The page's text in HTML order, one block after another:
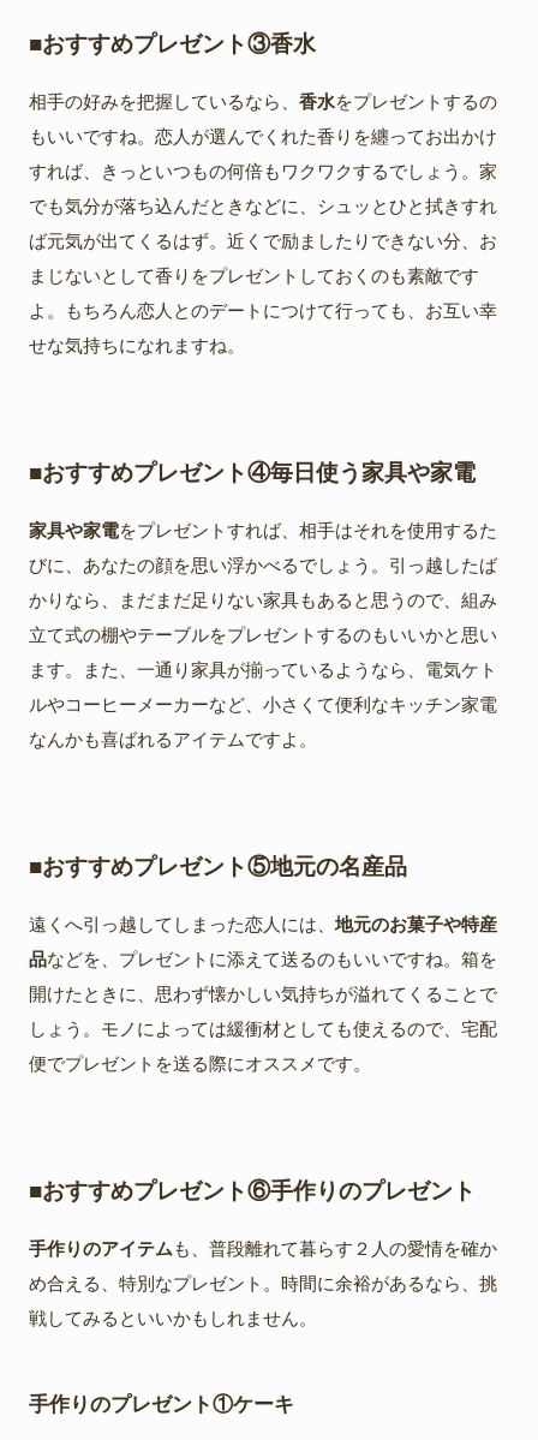
■おすすめプレゼント③香水
相手の好みを把握しているなら、 香水をプレゼントするの
もいいですね。恋人が選んでくれた香りを纏ってお出かけ
すれば、きっといつもの何倍もワクワクするでしょう。家
でも気分が落ち込んだときなどに、シュッとひと拭きすれ
ば元気が出てくるはず。近くで励ましたりできない分、お
まじないとして香りをプレゼントしておくのも素敵です
よ。もちろん恋人とのデートにつけて行っても、お互い幸
せな気持ちになれますね。
■おすすめプレゼント④毎日使う家具や家電
家具や家電をプレゼントすれば、相手はそれを使用するた
びに、あなたの顔を思い浮かべるでしょう。引っ越したば
かりなら、まだまだ足りない家具もあると思うので、組み
立て式の棚やテーブルをプレゼントするのもいいかと思い
ます。また、一通り家具が揃っているようなら、電気ケト
ルやコーヒーメーカーなど、小さくて便利なキッチン家電
なんかも喜ばれるアイテムですよ。
■おすすめプレゼント⑤地元の名産品
遠くへ引っ越してしまった恋人には、地元のお菓子や特産
品などを、プレゼントに添えて送るのもいいですね。箱を
開けたときに、思わず懐かしい気持ちが溢れてくることで
しょう。モノによっては緩衝材としても使えるので、宅配
便でプレゼントを送る際にオススメです。
■おすすめプレゼント⑥手作りのプレゼント
手作りのアイテムも、普段離れて暮らす２人の愛情を確か
め合える、特別なプレゼント。時間に余裕があるなら、挑
戦してみるといいかもしれません。
手作りのプレゼント①ケーキ